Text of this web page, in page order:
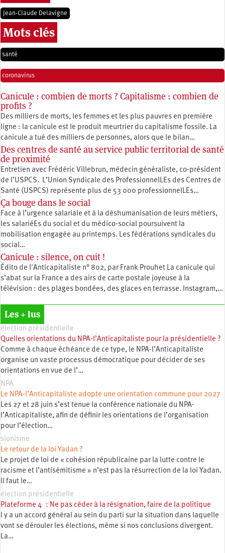
Jean-Claude Delavigne
Mots clés
santé
coronavirus
Canicule : combien de morts ? Capitalisme : combien de
profits ?
Des milliers de morts, les femmes et les plus pauvres en première
ligne : la canicule est le produit meurtrier du capitalisme fossile. La
canicule a tué des milliers de personnes, alors que le bilan…
Des centres de santé au service public territorial de santé
de proximité
Entretien avec Frédéric Villebrun, médecin généraliste, co-président
de l’USPCS. L’Union Syndicale des ProfessionnelLEs des Centres de
Santé (USPCS) représente plus de 53 000 professionnelLEs…
Ça bouge dans le social
Face à l’urgence salariale et à la déshumanisation de leurs métiers,
les salariéEs du social et du médico-social poursuivent la
mobilisation engagée au printemps. Les fédérations syndicales du
social…
Canicule : silence, on cuit !
Édito de l'Anticapitaliste n° 802, par Frank Prouhet La canicule qui
s’abat sur la France a des airs de carte postale joyeuse à la
télévision : des plages bondées, des glaces en terrasse. Instagram,…
Les + lus
élection présidentielle
Quelles orientations du NPA-l’Anticapitaliste pour la présidentielle ?
Comme à chaque échéance de ce type, le NPA-l’Anticapitaliste
organise un vaste processus démocratique pour décider de ses
orientations en vue de l’…
NPA
Le NPA-l’Anticapitaliste adopte une orientation commune pour 2027
Les 27 et 28 juin s’est tenue la conférence nationale du NPA-
l’Anticapitaliste, afin de définir les orientations de l’organisation
pour l’élection…
sionisme
Le retour de la loi Yadan ?
Le projet de loi de « cohésion républicaine par la lutte contre le
racisme et l’antisémitisme » n’est pas la résurrection de la loi Yadan.
Il faut le…
élection présidentielle
Plateforme 4 : Ne pas céder à la résignation, faire de la politique
l y a un accord général au sein du parti sur la situation dans laquelle
vont se dérouler les élections, même si nos conclusions divergent.
La…